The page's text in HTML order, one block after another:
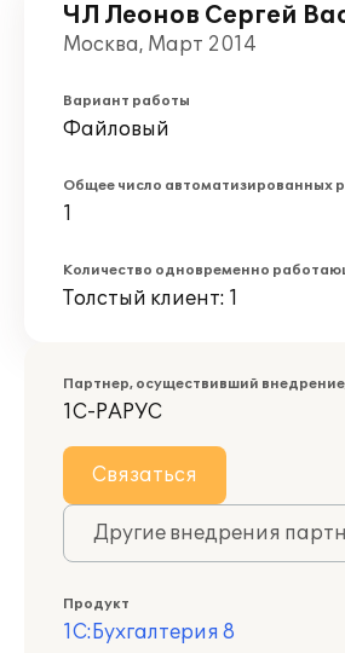
ЧЛ Леонов Сергей
Москва, Март 2014
Вариант работы
Файловый
Общее число автоматизированных
1
Количество одновременно
Толстый клиент: 1
Партнер, осуществивший
1С-РАРУС
Связаться
Другие внедрения
Продукт
1С:Бухгалтерия 8